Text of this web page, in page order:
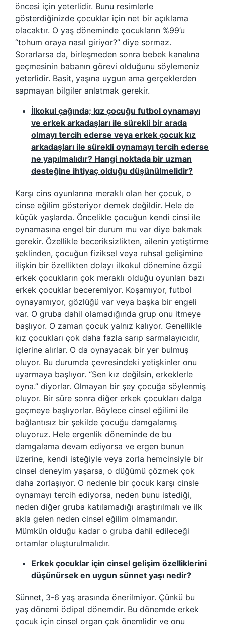
öncesi için yeterlidir. Bunu resimlerle
gösterdiğinizde çocuklar için net bir açıklama
olacaktır. O yaş döneminde çocukların %99’u
“tohum oraya nasıl giriyor?” diye sormaz.
Sorarlarsa da, birleşmeden sonra bebek kanalına
geçmesinin babanın görevi olduğunu söylemeniz
yeterlidir. Basit, yaşına uygun ama gerçeklerden
sapmayan bilgiler anlatmak gerekir.
İlkokul çağında; kız çocuğu futbol oynamayı
ve erkek arkadaşları ile sürekli bir arada
olmayı tercih ederse veya erkek çocuk kız
arkadaşları ile sürekli oynamayı tercih ederse
ne yapılmalıdır? Hangi noktada bir uzman
desteğine ihtiyaç olduğu düşünülmelidir?
Karşı cins oyunlarına meraklı olan her çocuk, o
cinse eğilim gösteriyor demek değildir. Hele de
küçük yaşlarda. Öncelikle çocuğun kendi cinsi ile
oynamasına engel bir durum mu var diye bakmak
gerekir. Özellikle beceriksizlikten, ailenin yetiştirme
şeklinden, çocuğun fiziksel veya ruhsal gelişimine
ilişkin bir özellikten dolayı ilkokul dönemine özgü
erkek çocukların çok meraklı olduğu oyunları bazı
erkek çocuklar beceremiyor. Koşamıyor, futbol
oynayamıyor, gözlüğü var veya başka bir engeli
var. O gruba dahil olamadığında grup onu itmeye
başlıyor. O zaman çocuk yalnız kalıyor. Genellikle
kız çocukları çok daha fazla sarıp sarmalayıcıdır,
içlerine alırlar. O da oynayacak bir yer bulmuş
oluyor. Bu durumda çevresindeki yetişkinler onu
uyarmaya başlıyor. “Sen kız değilsin, erkeklerle
oyna.” diyorlar. Olmayan bir şey çocuğa söylenmiş
oluyor. Bir süre sonra diğer erkek çocukları dalga
geçmeye başlıyorlar. Böylece cinsel eğilimi ile
bağlantısız bir şekilde çocuğu damgalamış
oluyoruz. Hele ergenlik döneminde de bu
damgalama devam ediyorsa ve ergen bunun
üzerine, kendi isteğiyle veya zorla hemcinsiyle bir
cinsel deneyim yaşarsa, o düğümü çözmek çok
daha zorlaşıyor. O nedenle bir çocuk karşı cinsle
oynamayı tercih ediyorsa, neden bunu istediği,
neden diğer gruba katılamadığı araştırılmalı ve ilk
akla gelen neden cinsel eğilim olmamandır.
Mümkün olduğu kadar o gruba dahil edileceği
ortamlar oluşturulmalıdır.
Erkek çocuklar için cinsel gelişim özelliklerini
düşünürsek en uygun sünnet yaşı nedir?
Sünnet, 3-6 yaş arasında önerilmiyor. Çünkü bu
yaş dönemi ödipal dönemdir. Bu dönemde erkek
çocuk için cinsel organ çok önemlidir ve onu